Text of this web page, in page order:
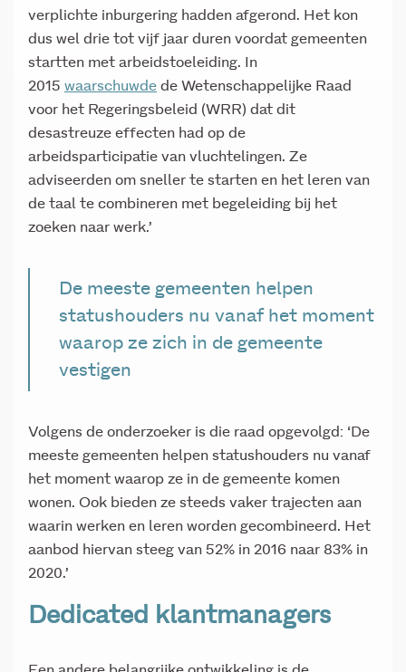
verplichte inburgering hadden afgerond. Het kon
dus wel drie tot vijf jaar duren voordat gemeenten
startten met arbeidstoeleiding. In
2015 waarschuwde de Wetenschappelijke Raad
voor het Regeringsbeleid (WRR) dat dit
desastreuze effecten had op de
arbeidsparticipatie van vluchtelingen. Ze
adviseerden om sneller te starten en het leren van
de taal te combineren met begeleiding bij het
zoeken naar werk.’
De meeste gemeenten helpen
statushouders nu vanaf het moment
waarop ze zich in de gemeente
vestigen
Volgens de onderzoeker is die raad opgevolgd: ‘De
meeste gemeenten helpen statushouders nu vanaf
het moment waarop ze in de gemeente komen
wonen. Ook bieden ze steeds vaker trajecten aan
waarin werken en leren worden gecombineerd. Het
aanbod hiervan steeg van 52% in 2016 naar 83% in
2020.’
Dedicated klantmanagers